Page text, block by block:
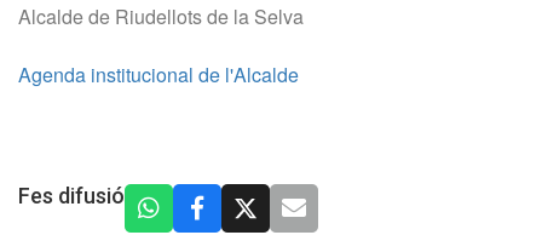
Alcalde de Riudellots de la Selva
Agenda institucional de l'Alcalde
Fes difusió